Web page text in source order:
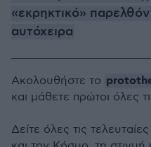
«εκρηκτικό»
αυτόχειρα
Ακολουθήστε το
και μάθετε πρώτοι όλες
Δείτε όλες τις τελευταίες